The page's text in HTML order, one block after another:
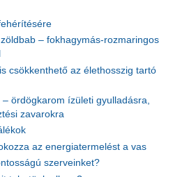
– fokhagymás-rozmaringos
csökkenthető az élethosszig tartó
ördögkarom ízületi gyulladásra,
zavarokra
az energiatermelést a vas
szerveinket?